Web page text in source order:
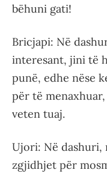
bëhuni gati!
Bricjapi: Në
interesant, jini të
punë, edhe nëse
për të
veten tuaj.
Ujori: Në dashuri,
zgjidhjet për